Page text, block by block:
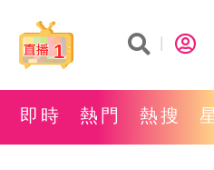
1
即時 熱門 熱搜